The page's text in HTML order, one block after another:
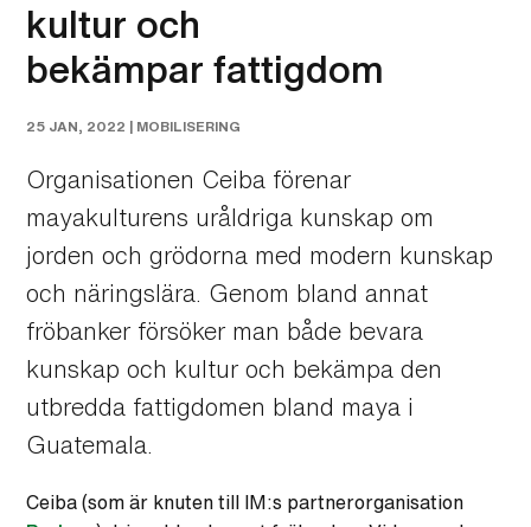
kultur och
bekämpar fattigdom
25 JAN, 2022 | MOBILISERING
Organisationen Ceiba förenar
mayakulturens uråldriga kunskap om
jorden och grödorna med modern kunskap
och näringslära. Genom bland annat
fröbanker försöker man både bevara
kunskap och kultur och bekämpa den
utbredda fattigdomen bland maya i
Guatemala.
Ceiba (som är knuten till IM:s partnerorganisation